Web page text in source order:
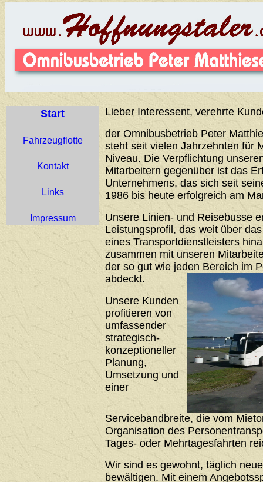
Start
Fahrzeugflotte
Kontakt
Links
Impressum
Lieber Interessent, verehrte
der Omnibusbetrieb Peter
steht seit vielen Jahrzehnten für
Niveau. Die Verpflichtung
Mitarbeitern gegenüber ist das
Unternehmens, das sich seit
1986 bis heute erfolgreich am
Unsere Linien- und Reisebusse
Leistungsprofil, das weit über
eines Transportdienstleisters
zusammen mit unseren
der so gut wie jeden Bereich im
abdeckt.
Unsere Kunden
profitieren von
umfassender
strategisch-
konzeptioneller
Planung,
Umsetzung und
einer
Servicebandbreite, die vom
Organisation des
Tages- oder Mehrtagesfahrten
Wir sind es gewohnt, täglich
bewältigen. Mit einem